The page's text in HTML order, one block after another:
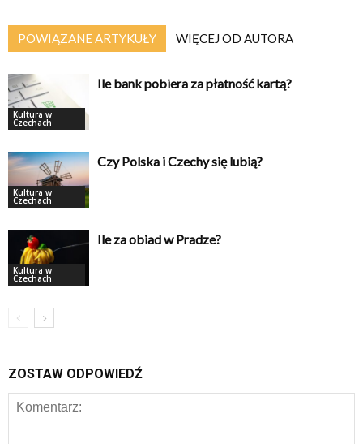
POWIĄZANE ARTYKUŁY WIĘCEJ OD AUTORA
Kultura w
Czechach
Ile bank pobiera za płatność kartą?
Kultura w
Czechach
Czy Polska i Czechy się lubią?
Kultura w
Czechach
Ile za obiad w Pradze?
ZOSTAW ODPOWIEDŹ